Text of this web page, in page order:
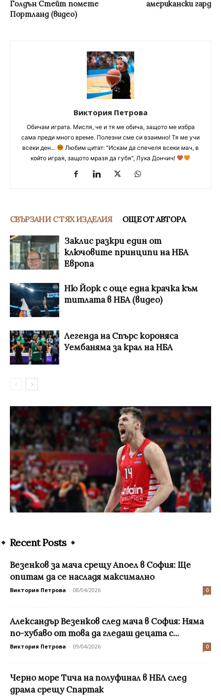
Голдън Стейт помете
Портланд (видео)
американски гард
Виктория Петрова
Обичам играта. Мисля, че и тя ме обича, защото ме избра
сама преди много време. Полезни сме си взаимно! Тя ме учи
всеки ден...
Любим цитат: "Искам да спечеля всеки мач, в
който играя, защото мразя да губя", Лука Дончич!
СВЪРЗАНИ С ТЯХ ИЗДЕЛИЯ ОЩЕ ОТ АВТОРА
Заклис разкри един от
ключовите принципи на НБА
Европа
Ню Йорк с още една крачка към
титлата в НБА (видео)
Легенда на Спърс короняса
Уембаняма за крал на НБА
Recent Posts
Везенков за мача срещу Апоел в София: Ще
опитам да се насладя максимално
Виктория Петрова - 08/04/2026 0
Александър Везенков след мача в София: Няма
по-хубаво от това да гледаш децата с...
Виктория Петрова - 09/04/2026 0
Черно море Тича на полуфинал в НБЛ след
драма срещу Спартак